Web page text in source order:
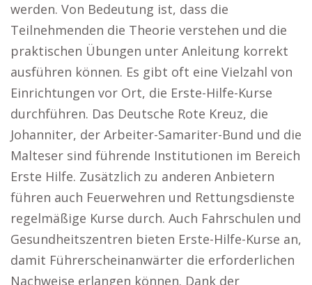
werden. Von Bedeutung ist, dass die
Teilnehmenden die Theorie verstehen und die
praktischen Übungen unter Anleitung korrekt
ausführen können. Es gibt oft eine Vielzahl von
Einrichtungen vor Ort, die Erste-Hilfe-Kurse
durchführen. Das Deutsche Rote Kreuz, die
Johanniter, der Arbeiter-Samariter-Bund und die
Malteser sind führende Institutionen im Bereich
Erste Hilfe. Zusätzlich zu anderen Anbietern
führen auch Feuerwehren und Rettungsdienste
regelmäßige Kurse durch. Auch Fahrschulen und
Gesundheitszentren bieten Erste-Hilfe-Kurse an,
damit Führerscheinanwärter die erforderlichen
Nachweise erlangen können. Dank der